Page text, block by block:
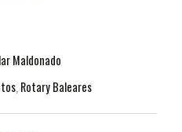
Maldonado
, Rotary Baleares